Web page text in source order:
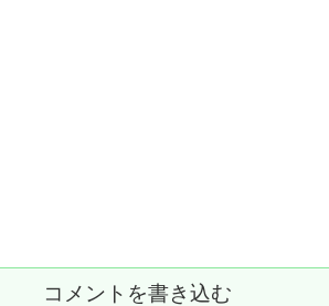
コメントを書き込む